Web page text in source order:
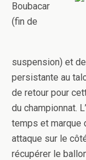
Boubacar
(fin de
suspension) et
persistante au
de retour pour
du championnat.
temps et marque
attaque sur le
récupérer le